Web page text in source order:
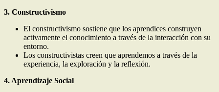
3. Constructivismo
El constructivismo sostiene que los aprendices construyen
activamente el conocimiento a través de la interacción con su
entorno.
Los constructivistas creen que aprendemos a través de la
experiencia, la exploración y la reflexión.
4. Aprendizaje Social